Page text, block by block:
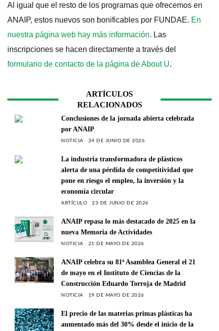
Al igual que el resto de los programas que ofrecemos en
ANAIP, estos nuevos son bonificables por FUNDAE. En
nuestra página web hay más información. Las
inscripciones se hacen directamente a través del
formulario de contacto de la página de About U.
ARTÍCULOS
RELACIONADOS
Conclusiones de la jornada abierta celebrada
por ANAIP
NOTICIA 24 DE JUNIO DE 2026
La industria transformadora de plásticos
alerta de una pérdida de competitividad que
pone en riesgo el empleo, la inversión y la
economía circular
ARTÍCULO 23 DE JUNIO DE 2026
ANAIP repasa lo más destacado de 2025 en la
nueva Memoria de Actividades
NOTICIA 21 DE MAYO DE 2026
ANAIP celebra su 81ª Asamblea General el 21
de mayo en el Instituto de Ciencias de la
Construcción Eduardo Torroja de Madrid
NOTICIA 19 DE MAYO DE 2026
El precio de las materias primas plásticas ha
aumentado más del 30% desde el inicio de la